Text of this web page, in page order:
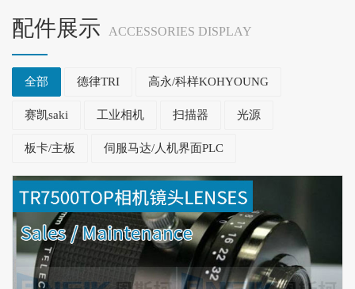
配件展示 ACCESSORIES DISPLAY
全部 德律TRI 高永/科样KOHYOUNG
赛凯saki 工业相机 扫描器 光源
板卡/主板 伺服马达/人机界面PLC